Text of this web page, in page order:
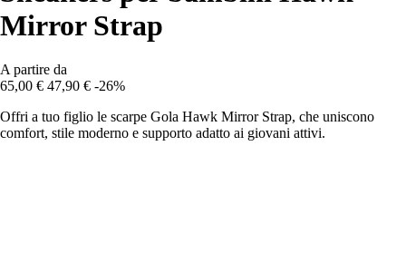
Mirror Strap
A partire da
65,00 € 47,90 € -26%
Offri a tuo figlio le scarpe Gola Hawk Mirror Strap, che uniscono
comfort, stile moderno e supporto adatto ai giovani attivi.